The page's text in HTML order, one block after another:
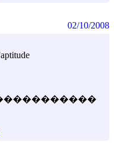
02/10/2008